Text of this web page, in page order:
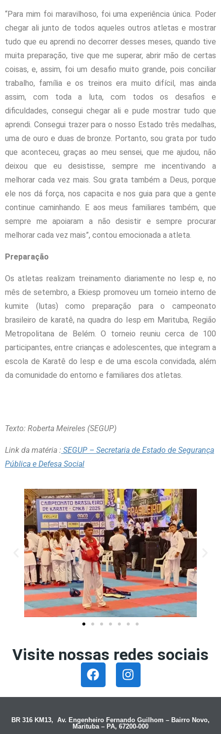
“Para mim foi maravilhoso, foi uma experiência única. Poder
chegar ali junto de todos aqueles outros atletas e mostrar
tudo que eu aprendi no decorrer desses meses, quando tive
muita preparação, tive que me superar, abrir mão de certas
coisas, e, assim, foi um desafio muito grande, pois conciliar
trabalho, família e os treinos era muito difícil, mas ainda
assim, com toda a luta, com todos os desafios e
dificuldades, consegui chegar ali e pude mostrar tudo que
aprendi. Consegui trazer para o nosso Estado três medalhas,
uma de ouro e duas de bronze. Portanto, sou grata por tudo
que aconteceu, graças ao meu sensei, que me ajudou, não
deixou que eu desistisse, sempre me incentivando a
melhorar cada vez mais. Sou grata também a Deus, porque
ele nos dá força, nos capacita e nos guia para que a gente
continue caminhando. E aos meus familiares também, que
sempre me apoiaram a não desistir e sempre procurar
melhorar cada vez mais”, contou emocionada a atleta.
Preparação
Os atletas realizam treinamento diariamente no Iesp e, no
mês de setembro, a Ekiesp promoveu um torneio interno de
kumite (lutas) como preparação para o campeonato
brasileiro de karatê, na quadra do Iesp em Marituba, Região
Metropolitana de Belém. O torneio reuniu cerca de 100
participantes, entre crianças e adolescentes, que integram a
escola de Karatê do Iesp e de uma escola convidada, além
da comunidade do entorno e familiares dos atletas.
Texto: Roberta Meireles (SEGUP)
Link da matéria : SEGUP – Secretaria de Estado de Segurança
Pública e Defesa Social
Visite nossas redes sociais
BR 316 KM13, Av. Engenheiro Fernando Guilhom – Bairro Novo,
Marituba – PA, 67200-000